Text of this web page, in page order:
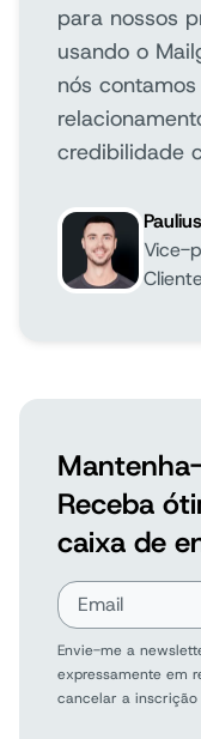
para nossos
usando o
nós
credibilidade
Vice-
Receba
caixa de
Envie-me a
expressamente em
cancelar a inscrição